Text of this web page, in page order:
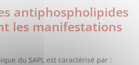
antiphospholipides
les manifestations
du SAPL est caractérisé par :